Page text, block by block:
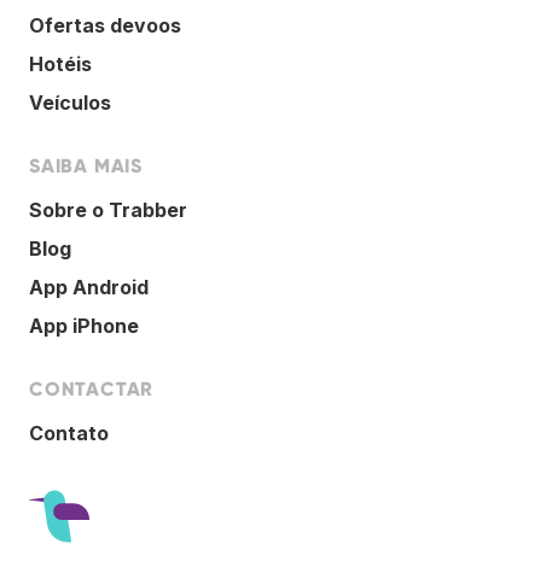
Ofertas devoos
Hotéis
Veículos
SAIBA MAIS
Sobre o Trabber
Blog
App Android
App iPhone
CONTACTAR
Contato